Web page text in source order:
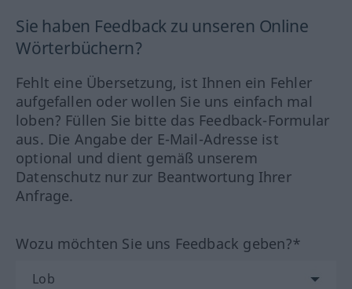
Sie haben Feedback zu unseren Online
Wörterbüchern?
Fehlt eine Übersetzung, ist Ihnen ein Fehler
aufgefallen oder wollen Sie uns einfach mal
loben? Füllen Sie bitte das Feedback-Formular
aus. Die Angabe der E-Mail-Adresse ist
optional und dient gemäß unserem
Datenschutz nur zur Beantwortung Ihrer
Anfrage.
Wozu möchten Sie uns Feedback geben?*